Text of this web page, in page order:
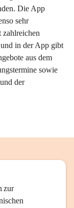
Die App
sehr
zahlreichen
in der App gibt
aus dem
sowie
der
zur